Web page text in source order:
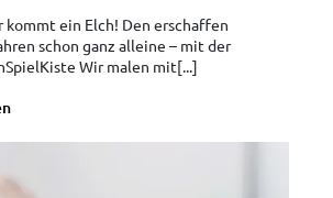
kommt ein Elch! Den erschaffen
schon ganz alleine – mit der
Wir malen mit[...]